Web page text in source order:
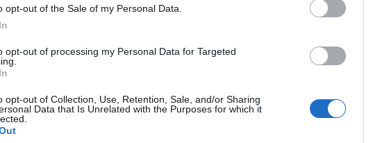
opt-out of the Sale of my Personal Data.
opt-out of processing my Personal Data for Targeted
opt-out of Collection, Use, Retention, Sale, and/or Sharing
Data that Is Unrelated with the Purposes for which it
hanno reso popolare questa
essere trendy anche senza indossare
fresche, le ballerine si rivelano la scelta
offrendo comfort e stile in qualsiasi